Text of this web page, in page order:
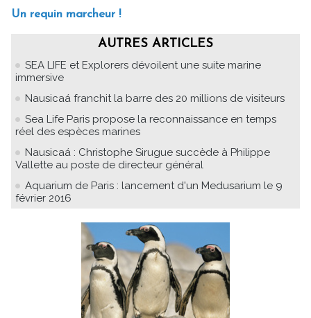
Un requin marcheur !
AUTRES ARTICLES
SEA LIFE et Explorers dévoilent une suite marine
immersive
Nausicaá franchit la barre des 20 millions de visiteurs
Sea Life Paris propose la reconnaissance en temps
réel des espèces marines
Nausicaá : Christophe Sirugue succède à Philippe
Vallette au poste de directeur général
Aquarium de Paris : lancement d'un Medusarium le 9
février 2016